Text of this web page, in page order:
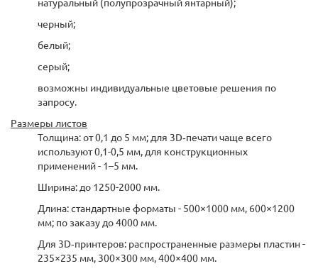
черный;
белый;
серый;
возможны индивидуальные цветовые решения по
запросу.
Размеры листов
Толщина: от 0,1 до 5 мм; для 3D‑печати чаще всего
используют 0,1-0,5 мм, для конструкционных
применений - 1–5 мм.
Ширина: до 1250-2000 мм.
Длина: стандартные форматы - 500×1000 мм, 600×1200
мм; по заказу до 4000 мм.
Для 3D‑принтеров: распространенные размеры пластин -
235×235 мм, 300×300 мм, 400×400 мм.